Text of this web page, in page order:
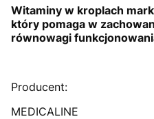
Witaminy w kroplach
któ­ry pomaga w
równowagi
Producent:
MEDICALINE